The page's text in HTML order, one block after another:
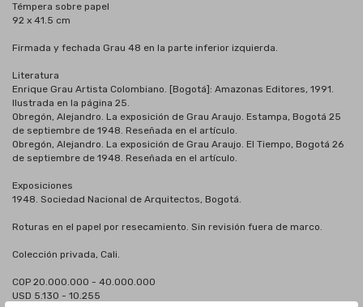
Témpera sobre papel
92 x 41.5 cm
Firmada y fechada Grau 48 en la parte inferior izquierda.
Literatura
Enrique Grau Artista Colombiano. [Bogotá]: Amazonas Editores, 1991.
Ilustrada en la página 25.
Obregón, Alejandro. La exposición de Grau Araujo. Estampa, Bogotá 25
de septiembre de 1948. Reseñada en el artículo.
Obregón, Alejandro. La exposición de Grau Araujo. El Tiempo, Bogotá 26
de septiembre de 1948. Reseñada en el artículo.
Exposiciones
1948. Sociedad Nacional de Arquitectos, Bogotá.
Roturas en el papel por resecamiento. Sin revisión fuera de marco.
Colección privada, Cali.
COP 20.000.000 - 40.000.000
USD 5.130 - 10.255